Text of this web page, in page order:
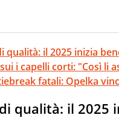
qualità: il 2025 inizia
i capelli corti: "Così li
fatali: Opelka
qualità: il 2025